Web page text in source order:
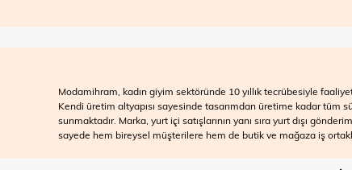
Modamihram, kadın giyim sektöründe 10 yıllık tecrübesiyle
Kendi üretim altyapısı sayesinde tasarımdan üretime kadar tüm
sunmaktadır. Marka, yurt içi satışlarının yanı sıra yurt dışı
sayede hem bireysel müşterilere hem de butik ve mağaza iş